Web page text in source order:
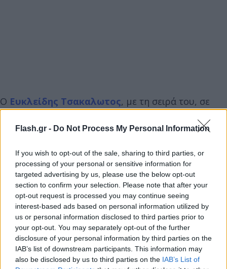
Flash.gr - Do Not Process My Personal Information
If you wish to opt-out of the sale, sharing to third parties, or
processing of your personal or sensitive information for
targeted advertising by us, please use the below opt-out
section to confirm your selection. Please note that after your
opt-out request is processed you may continue seeing
interest-based ads based on personal information utilized by
us or personal information disclosed to third parties prior to
your opt-out. You may separately opt-out of the further
disclosure of your personal information by third parties on the
IAB’s list of downstream participants. This information may
also be disclosed by us to third parties on the IAB’s List of
Ο Ευκλείδης Τσακαλωτος, με τη σειρά του, σε
μακροσκελή ανάρτηση του, τονίζει πως «η
προάσπιση των δικαιωμάτων είναι υπόθεση όλων
βαρβαρότητα, η χυδαιότητα, που ευδοκιμεί
-δυστυχώς- στον δημόσιο λόγο, ξαναχτύπησε».
Ολόκληρη η δήλωση του:
Να λοιπόν που, όπως αποδεικνύεται καθημερινά, η
ανάγκη προάσπισης των δικαιωμάτων δεν είναι
μια… ελιτίστικη υπόθεση που αφορά τους λίγους.